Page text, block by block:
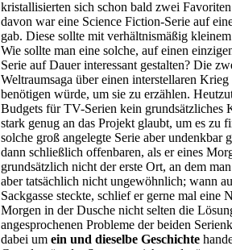
kristallisierten sich schon bald zwei
davon war eine Science Fiction-Serie auf
gab. Diese sollte mit verhältnismäßig
Wie sollte man eine solche, auf einen
Serie auf Dauer interessant gestalten? Die
Weltraumsaga über einen interstellaren
benötigen würde, um sie zu erzählen.
Budgets für TV-Serien kein grundsätzliches
stark genug an das Projekt glaubt, um es zu
solche groß angelegte Serie aber
dann schließlich offenbaren, als er eines
grundsätzlich nicht der erste Ort, an dem
aber tatsächlich nicht ungewöhnlich; wann
Sackgasse steckte, schlief er gerne mal
Morgen in der Dusche nicht selten die
angesprochenen Probleme der beiden
dabei um ein und dieselbe Geschichte